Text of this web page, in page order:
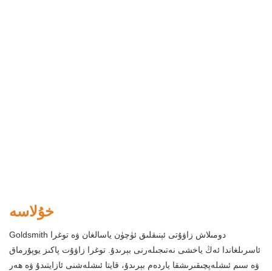
خۇلاسە
Goldsmith دومىلاش زاۋۇتى ئېنىقلىق ئۈچۈن ياسالغان ۋە توغرا
ئاسرىلغاندا ئەڭ ياخشى نەتىجىلەرنى بېرىدۇ. توغرا زاۋۇت پاكىز يوپۇرماق
ۋە سىم ئىشلەپچىقىرىشقا ياردەم بېرىدۇ، قايتا ئىشلەشنى ئازايتىدۇ ۋە ھەر